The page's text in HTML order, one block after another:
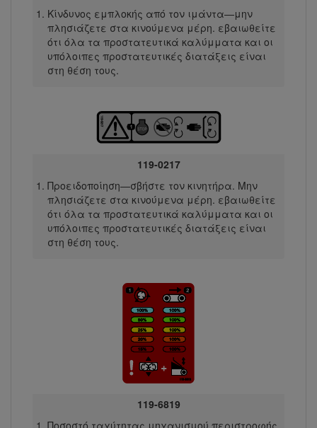
Κίνδυνος εμπλοκής από τον ιμάντα—μην
πλησιάζετε στα κινούμενα μέρη. εβαιωθείτε
ότι όλα τα προστατευτικά καλύμματα και οι
υπόλοιπες προστατευτικές διατάξεις είναι
στη θέση τους.
119-0217
Προειδοποίηση—σβήστε τον κινητήρα. Μην
πλησιάζετε στα κινούμενα μέρη. εβαιωθείτε
ότι όλα τα προστατευτικά καλύμματα και οι
υπόλοιπες προστατευτικές διατάξεις είναι
στη θέση τους.
119-6819
Ποσοστό ταχύτητας μηχανισμού περιστροφής